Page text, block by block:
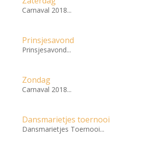
Carnaval 2018...
Prinsjesavond
Prinsjesavond...
Zondag
Carnaval 2018...
Dansmarietjes toernooi
Dansmarietjes Toernooi...